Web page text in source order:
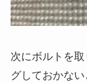
次にボルトを
グしておかな